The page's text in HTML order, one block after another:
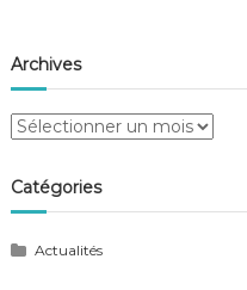
Archives
Archives
Catégories
Actualités